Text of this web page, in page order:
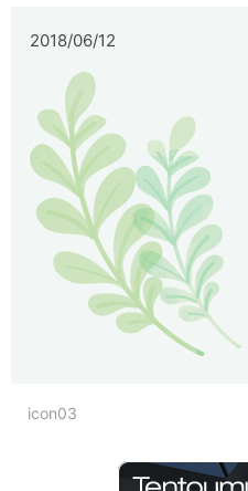
2018/06/12
icon03